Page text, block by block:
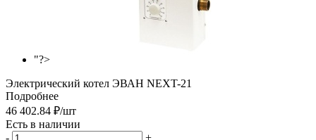
"?>
Электрический котел ЭВАН NEXT-21
Подробнее
46 402.84 ₽/шт
Есть в наличии
-
+